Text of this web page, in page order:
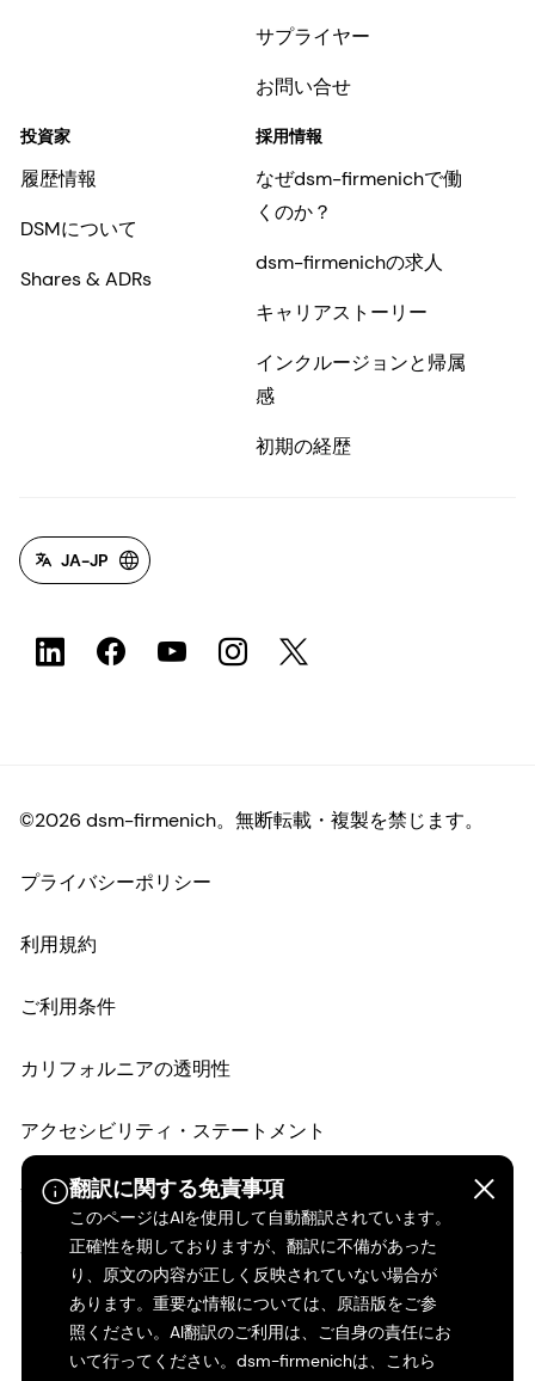
翻訳に関する免責事項
このページはAIを使用して自動翻訳されています。
正確性を期しておりますが、翻訳に不備があった
り、原文の内容が正しく反映されていない場合が
あります。重要な情報については、原語版をご参
照ください。AI翻訳のご利用は、ご自身の責任にお
いて行ってください。dsm-firmenichは、これら
サプライヤー
お問い合せ
投資家
履歴情報
DSMについて
Shares & ADRs
採用情報
なぜdsm-firmenichで働
くのか？
dsm-firmenichの求人
キャリアストーリー
インクルージョンと帰属
感
初期の経歴
JA-JP
©2026 dsm-firmenich。無断転載・複製を禁じます。
プライバシーポリシー
利用規約
ご利用条件
カリフォルニアの透明性
アクセシビリティ・ステートメント
法的情報
サイトマップ